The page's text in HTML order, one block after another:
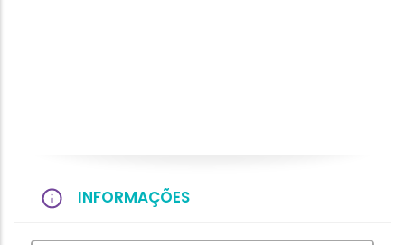
INFORMAÇÕES